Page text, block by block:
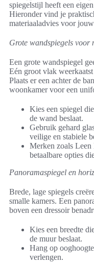
spiegelstijl heeft een
Hieronder vind je
materiaaladvies voor
Grote wandspiegels voor
Een grote wandspiegel
Eén groot vlak
Plaats er een achter de
woonkamer voor een
Kies een spiegel
de wand beslaat.
Gebruik gehard
veilige en stabiele
Merken zoals
betaalbare opties
Panoramaspiegel en
Brede, lage spiegels
smalle kamers. Een
boven een dressoir
Kies een breedte
de muur beslaat.
Hang op
verlengen.